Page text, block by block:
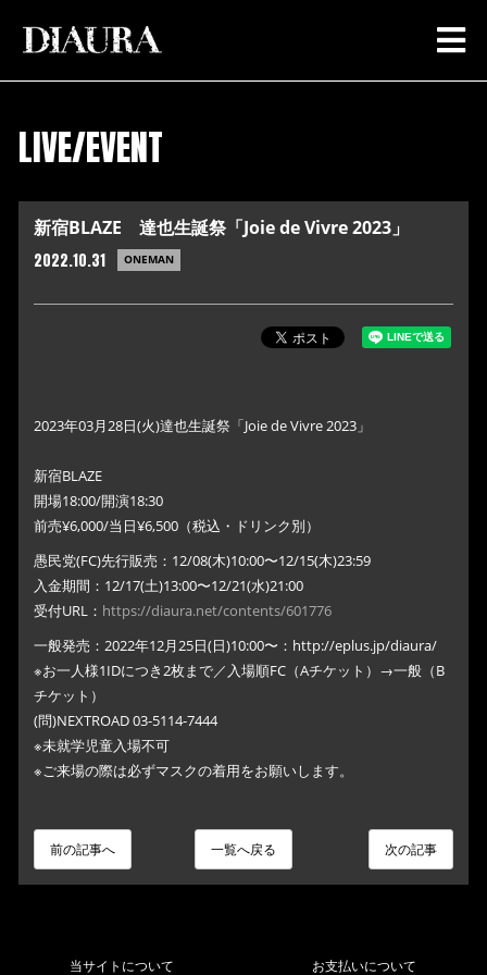
LIVE/EVENT
新宿BLAZE 達也生誕祭「Joie de Vivre 2023」
2022.10.31 ONEMAN
2023年03月28日(火)達也生誕祭「Joie de Vivre 2023」
新宿BLAZE
開場18:00/開演18:30
前売¥6,000/当日¥6,500（税込・ドリンク別）
愚民党(FC)先行販売：12/08(木)10:00〜12/15(木)23:59
入金期間：12/17(土)13:00〜12/21(水)21:00
受付URL： https://diaura.net/contents/601776
一般発売：2022年12月25日(日)10:00〜：http://eplus.jp/diaura/
※お一人様1IDにつき2枚まで／入場順FC（Aチケット）→一般（B
チケット）
(問)NEXTROAD 03-5114-7444
※未就学児童入場不可
※ご来場の際は必ずマスクの着用をお願いします。
次の記事
一覧へ戻る
前の記事へ
当サイトについて お支払いについて